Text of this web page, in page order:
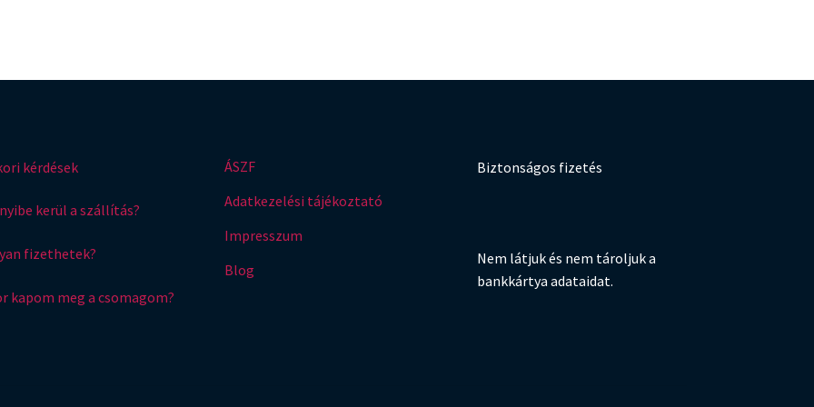
kérdések
kerül a szállítás?
fizethetek?
kapom meg a csomagom?
ÁSZF
Adatkezelési tájékoztató
Impresszum
Blog
Biztonságos fizetés
Nem látjuk és nem tároljuk a
bankkártya adataidat.